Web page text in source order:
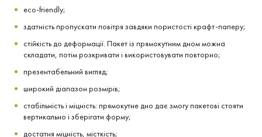
eco-friendly;
здатність пропускати повітря завдяки пористості крафт-паперу;
стійкість до деформації. Пакет із прямокутним дном можна
складати, потім розкривати і використовувати повторно;
презентабельний вигляд;
широкий діапазон розмірів;
стабільність і міцність: прямокутне дно дає змогу пакетові стояти
вертикально і зберігати форму;
достатня міцність, місткість;